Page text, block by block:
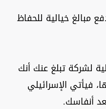
مبالغ خيالية للحفاظ
لشركة تبلغ عنك أنك
فيأتي الإسرائيلي
أنفاسك.